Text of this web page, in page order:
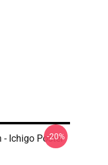
- Ichigo Poster
-20%